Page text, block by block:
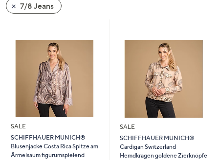
auf
nach
anzuzeigen.
7/8 Jeans
SALE
SCHIFFHAUER MUNICH®
Blusenjacke Costa Rica Spitze am
Ärmelsaum figurumspielend
SALE
SCHIFFHAUER MUNICH®
Cardigan Switzerland
Hemdkragen goldene Zierknöpfe